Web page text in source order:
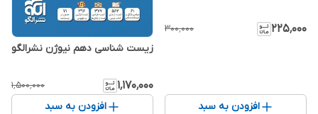
۲۲۵٬۰۰۰ ۳۰۰٬۰۰۰
افزودن به سبد
زیست شناسی دهم نیوژن نشرالگو
۱٬۱۷۰٬۰۰۰ ۱٬۵۰۰٬۰۰۰
افزودن به سبد